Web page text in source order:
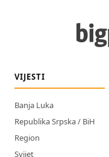
VIJESTI
Banja Luka
Republika Srpska / BiH
Region
Svijet